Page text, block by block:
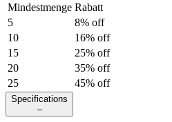
Mindestmenge Rabatt
5
8% off
10
16% off
15
25% off
20
35% off
25
45% off
Specifications
–